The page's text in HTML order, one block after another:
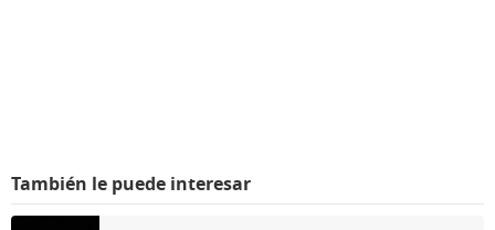
También le puede interesar